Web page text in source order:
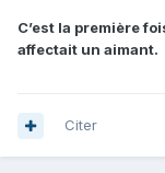
C’est la première
affectait un aimant.
Citer